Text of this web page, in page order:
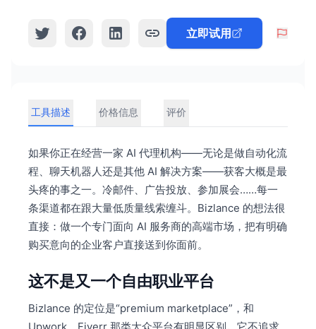
立即试用
工具描述 价格信息 评价
如果你正在经营一家 AI 代理机构——无论是做自动化流
程、聊天机器人还是其他 AI 解决方案——获客大概是最
头疼的事之一。冷邮件、广告投放、参加展会……每一
条渠道都在跟大量低质量线索缠斗。Bizlance 的想法很
直接：做一个专门面向 AI 服务商的高端市场，把有明确
购买意向的企业客户直接送到你面前。
这不是又一个自由职业平台
Bizlance 的定位是“premium marketplace”，和